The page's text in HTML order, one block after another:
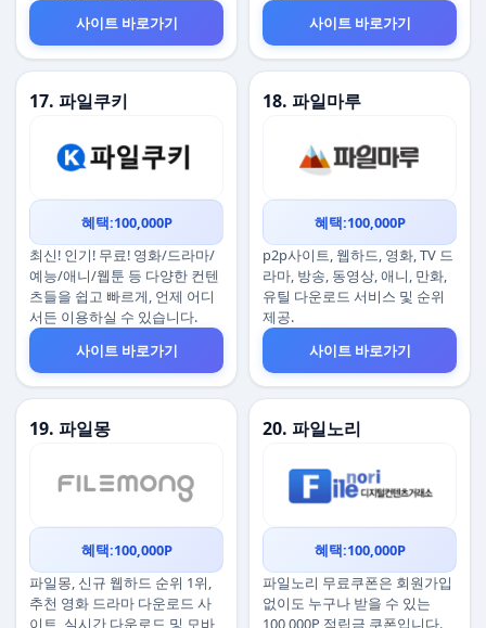
사이트 바로가기
사이트 바로가기
17. 파일쿠키
혜택:100,000P
최신! 인기! 무료! 영화/드라마/
예능/애니/웹툰 등 다양한 컨텐
츠들을 쉽고 빠르게, 언제 어디
서든 이용하실 수 있습니다.
사이트 바로가기
18. 파일마루
혜택:100,000P
p2p사이트, 웹하드, 영화, TV 드
라마, 방송, 동영상, 애니, 만화,
유틸 다운로드 서비스 및 순위
제공.
사이트 바로가기
19. 파일몽
혜택:100,000P
파일몽, 신규 웹하드 순위 1위,
추천 영화 드라마 다운로드 사
이트, 실시간 다운로드 및 모바
20. 파일노리
혜택:100,000P
파일노리 무료쿠폰은 회원가입
없이도 누구나 받을 수 있는
100,000P 적립금 쿠폰입니다.